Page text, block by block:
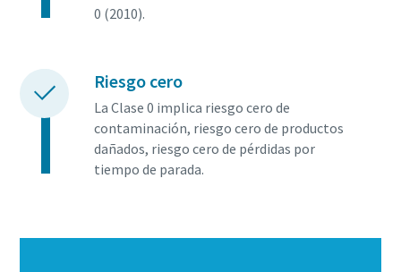
0 (2010).
Riesgo cero
La Clase 0 implica riesgo cero de
contaminación, riesgo cero de productos
dañados, riesgo cero de pérdidas por
tiempo de parada.